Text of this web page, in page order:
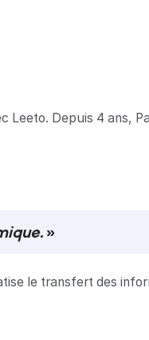
Leeto. Depuis 4 ans,
»
le transfert des